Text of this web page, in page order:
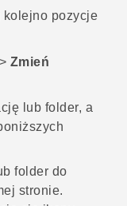
kolejno pozycje
> Zmień
lub folder, a
folder do
stronie.